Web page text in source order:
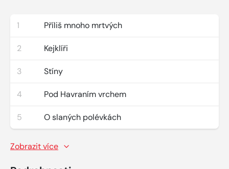
1 Příliš mnoho mrtvých
2 Kejklíři
3 Stíny
4 Pod Havraním vrchem
5 O slaných polévkách
Zobrazit více